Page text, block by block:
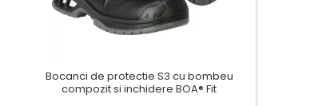
Bocanci de protectie S3 cu bombeu
compozit si inchidere BOA® Fit